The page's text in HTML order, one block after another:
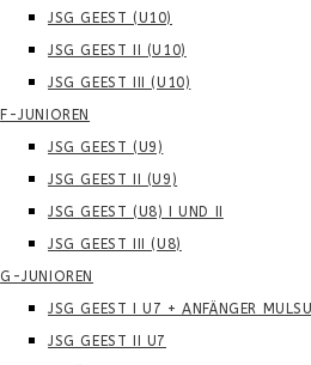
JSG GEEST (U10)
JSG GEEST II (U10)
JSG GEEST III (U10)
F-JUNIOREN
JSG GEEST (U9)
JSG GEEST II (U9)
JSG GEEST (U8) I UND II
JSG GEEST III (U8)
G-JUNIOREN
JSG GEEST I U7 + ANFÄNGER
JSG GEEST II U7